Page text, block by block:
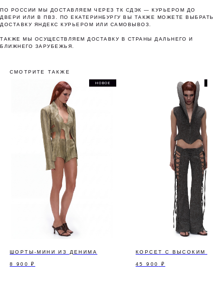
ПО РОССИИ МЫ ДОСТАВЛЯЕМ ЧЕРЕЗ ТК СДЭК — КУРЬЕРОМ ДО
ДВЕРИ ИЛИ В ПВЗ. ПО ЕКАТЕРИНБУРГУ ВЫ ТАКЖЕ МОЖЕТЕ ВЫБРАТЬ
ДОСТАВКУ ЯНДЕКС КУРЬЕРОМ ИЛИ САМОВЫВОЗ.
ТАКЖЕ МЫ ОСУЩЕСТВЛЯЕМ ДОСТАВКУ В СТРАНЫ ДАЛЬНЕГО И
БЛИЖНЕГО ЗАРУБЕЖЬЯ.
СМОТРИТЕ ТАКЖЕ
НОВОЕ
ШОРТЫ-МИНИ ИЗ ДЕНИМА
8 900 ₽
КОРСЕТ С ВЫСОКИМ
45 900 ₽